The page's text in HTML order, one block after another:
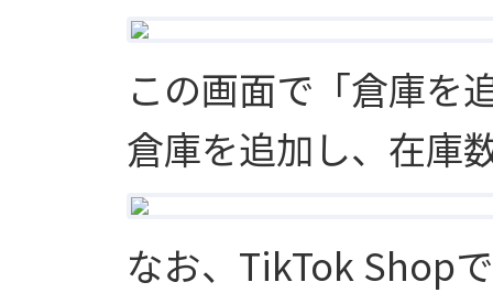
この画面で「倉庫を
倉庫を追加し、在庫
なお、TikTok Shop